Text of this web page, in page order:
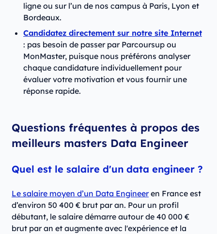
ligne ou sur l’un de nos campus à Paris, Lyon et
Bordeaux.
Candidatez directement sur notre site Internet
: pas besoin de passer par Parcoursup ou
MonMaster, puisque nous préférons analyser
chaque candidature individuellement pour
évaluer votre motivation et vous fournir une
réponse rapide.
Questions fréquentes à propos des
meilleurs masters Data Engineer
Quel est le salaire d'un data engineer ?
Le salaire moyen d’un Data Engineeren France est
d’environ 50 400 € brut par an. Pour un profil
débutant, le salaire démarre autour de 40 000 €
brut par an et augmente avec l'expérience et la